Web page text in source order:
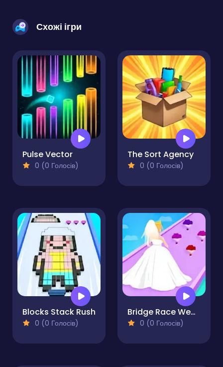
Схожі ігри
Pulse Vector
0 (0 Голосів)
The Sort Agency
0 (0 Голосів)
Blocks Stack Rush
0 (0 Голосів)
Bridge Race Wedding Master
0 (0 Голосів)